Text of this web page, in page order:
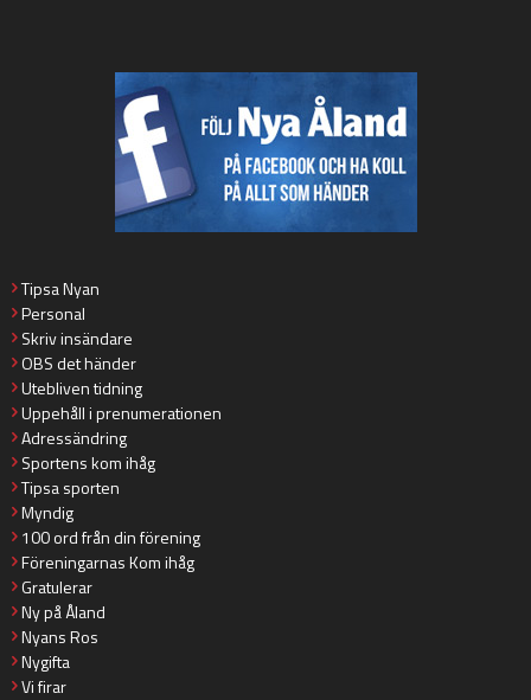
Tipsa Nyan
Personal
Skriv insändare
OBS det händer
Utebliven tidning
Uppehåll i prenumerationen
Adressändring
Sportens kom ihåg
Tipsa sporten
Myndig
100 ord från din förening
Föreningarnas Kom ihåg
Gratulerar
Ny på Åland
Nyans Ros
Nygifta
Vi firar